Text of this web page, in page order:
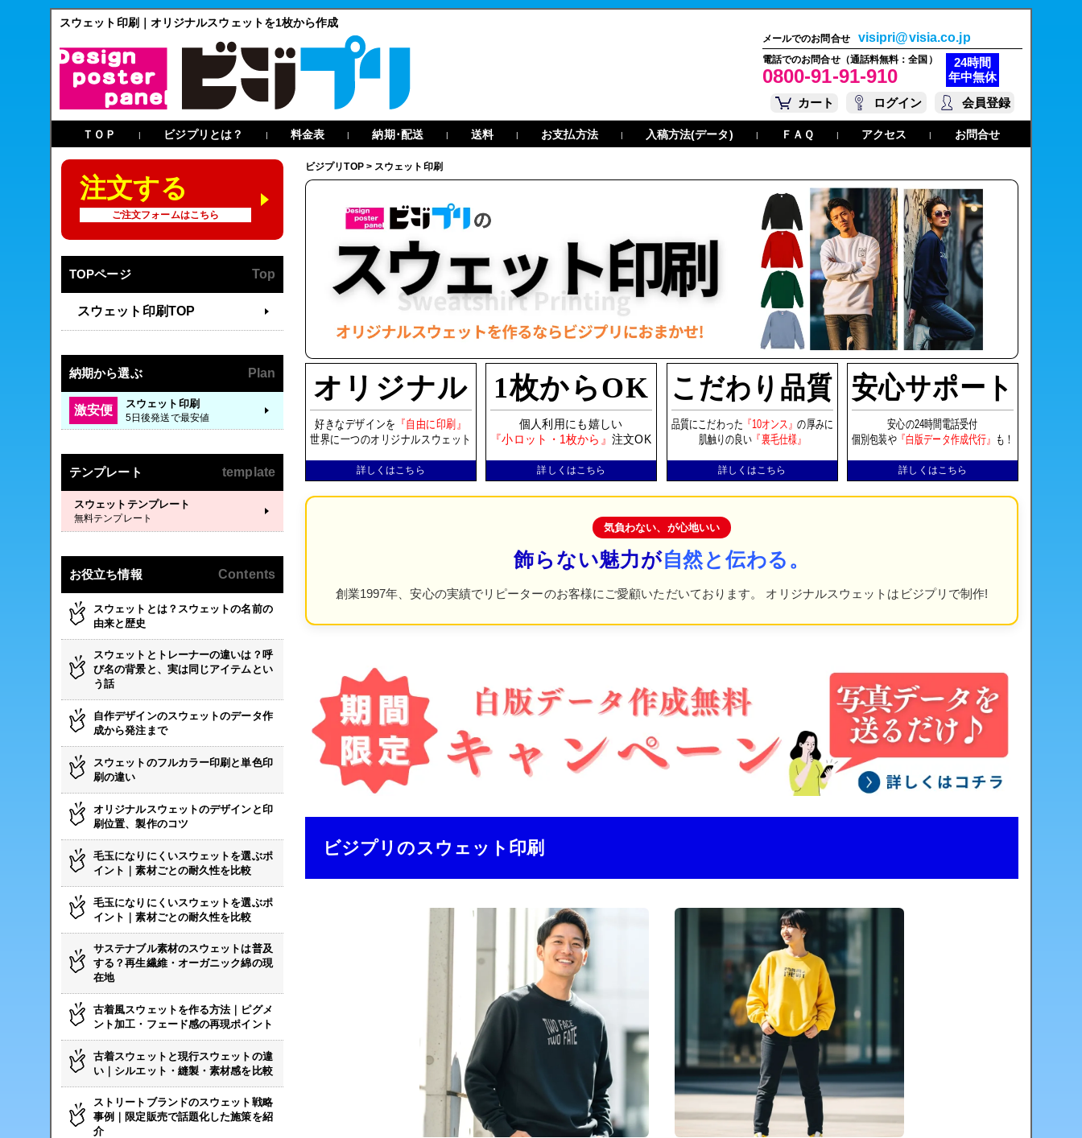
スウェット印刷｜オリジナルスウェットを1枚から作成
メールでのお問合せ visipri@visia.co.jp
電話でのお問合せ（通話料無料：全国）
0800-91-91-910
24時間
年中無休
カート
ログイン 会員登録
ＴＯＰ | ビジプリとは？ | 料金表 | 納期･配送 | 送料 | お支払方法 | 入稿方法(データ) | ＦＡＱ | アクセス | お問合せ
ビジプリTOP> スウェット印刷
オリジナル
好きなデザインを 『自由に印刷』
世界に一つのオリジナルスウェット
詳しくはこちら
1枚からOK
個人利用にも嬉しい
『小ロット・1枚から』注文OK
詳しくはこちら
こだわり品質
品質にこだわった 『10オンス』の厚みに
肌触りの良い 『裏毛仕様』
詳しくはこちら
安心サポート
安心の24時間電話受付
個別包装や 『白版データ作成代行』 も！
詳しくはこちら
気負わない、が心地いい
飾らない魅力が自然と伝わる。
創業1997年、安心の実績でリピーターのお客様にご愛顧いただいております。 オリジナルスウェットはビジプリで制作!
ビジプリのスウェット印刷
注文する
ご注文フォームはこちら
TOPページ Top
スウェット印刷TOP
納期から選ぶ Plan
激安便 スウェット印刷
5日後発送で最安値
テンプレート template
スウェットテンプレート
無料テンプレート
お役立ち情報 Contents
スウェットとは？スウェットの名前の
由来と歴史
スウェットとトレーナーの違いは？呼
び名の背景と、実は同じアイテムとい
う話
自作デザインのスウェットのデータ作
成から発注まで
スウェットのフルカラー印刷と単色印
刷の違い
オリジナルスウェットのデザインと印
刷位置、製作のコツ
毛玉になりにくいスウェットを選ぶポ
イント｜素材ごとの耐久性を比較
毛玉になりにくいスウェットを選ぶポ
イント｜素材ごとの耐久性を比較
サステナブル素材のスウェットは普及
する？再生繊維・オーガニック綿の現
在地
古着風スウェットを作る方法｜ピグメ
ント加工・フェード感の再現ポイント
古着スウェットと現行スウェットの違
い｜シルエット・縫製・素材感を比較
ストリートブランドのスウェット戦略
事例｜限定販売で話題化した施策を紹
介